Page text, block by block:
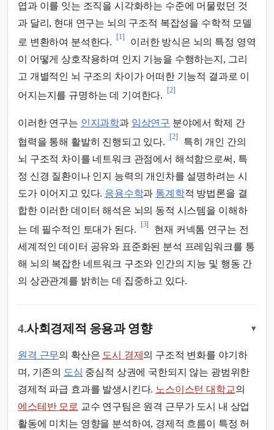
엽과 이를 잇는 조직을 시각화하는 수준에 머물렀던 것
과 달리, 현대 연구는 뇌의 구조적 복잡성을 수학적 모델
로 변환하여 분석한다.
[1]
이러한 방식은 뇌의 특정 영역
이 어떻게 상호작용하며 인지 기능을 수행하는지, 그리
고 개별적인 뇌 구조의 차이가 어떠한 기능적 결과로 이
어지는지를 규명하는 데 기여한다.
[2]
이러한 연구는 인지과학과 임상연구 분야에서 학제 간
협력을 통해 활발히 진행되고 있다.
[2]
특히 개인 간의
뇌 구조적 차이를 네트워크 관점에서 해석함으로써, 특
정 신경 질환이나 인지 능력의 개인차를 설명하려는 시
도가 이어지고 있다. 응용수학과 통계학적 방법론을 결
합한 이러한 데이터 해석은 뇌의 동적 시스템을 이해하
는 데 필수적인 토대가 된다.
[3]
현재 커넥톰 연구는 전
세계적인 데이터 공유와 표준화된 분석 프레임워크를 통
해 뇌의 복잡한 네트워크 구조와 인간의 지능 및 행동 간
의 상관관계를 밝히는 데 집중하고 있다.
4.사회경제적 응용과 영향 ▾
원격 근무의 확산은 도시 경제 의 구조적 변화를 야기하
며, 기존의
도심 중심적 상권에 국한되지 않는 광범위한
경제적 파급 효과를 발생시킨다. 노스이스턴 대학교의
에스테반 모로 교수 연구팀은 원격 근무가 도시 내 상업
활동에 미치는 영향을 분석하여, 경제적 흐름이 특정 허